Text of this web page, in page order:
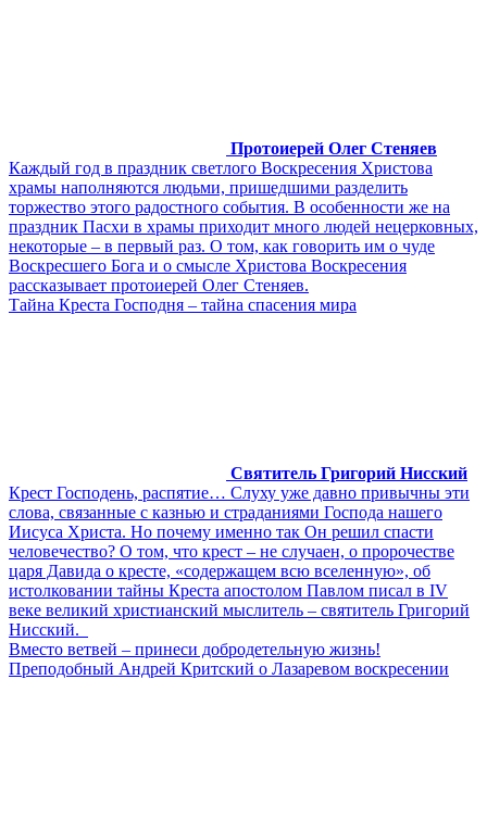
Протоиерей Олег Стеняев
Каждый год в праздник светлого Воскресения Христова
храмы наполняются людьми, пришедшими разделить
торжество этого радостного события. В особенности же на
праздник Пасхи в храмы приходит много людей нецерковных,
некоторые – в первый раз. О том, как говорить им о чуде
Воскресшего Бога и о смысле Христова Воскресения
рассказывает протоиерей Олег Стеняев.
Тайна Креста Господня – тайна спасения мира
Святитель Григорий Нисский
Крест Господень, распятие… Слуху уже давно привычны эти
слова, связанные с казнью и страданиями Господа нашего
Иисуса Христа. Но почему именно так Он решил спасти
человечество? О том, что крест – не случаен, о пророчестве
царя Давида о кресте, «содержащем всю вселенную», об
истолковании тайны Креста апостолом Павлом писал в IV
веке великий христианский мыслитель – святитель Григорий
Нисский.
Вместо ветвей – принеси добродетельную жизнь!
Преподобный Андрей Критский о Лазаревом воскресении